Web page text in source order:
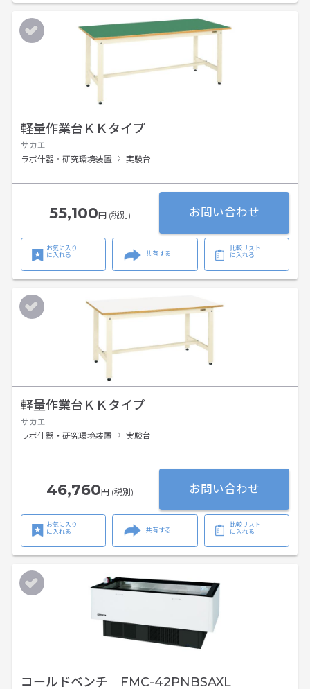
軽量作業台ＫＫタイプ
サカエ
ラボ什器・研究環境装置
実験台
55,100円 (税別) お問い合わせ
お気に入り
に入れる
共有する
比較リスト
に入れる
軽量作業台ＫＫタイプ
サカエ
ラボ什器・研究環境装置
実験台
46,760円 (税別) お問い合わせ
お気に入り
に入れる
共有する
比較リスト
に入れる
コールドベンチ FMC-42PNBSAXL